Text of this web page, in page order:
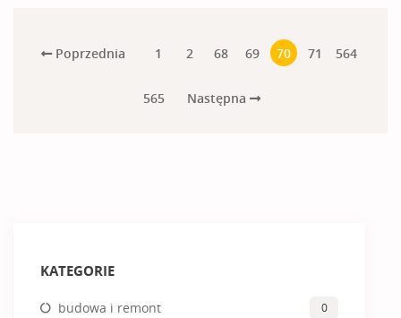
KATEGORIE
budowa i remont 0
Poprzednia 1 2 68 69 70 71 564
565 Następna